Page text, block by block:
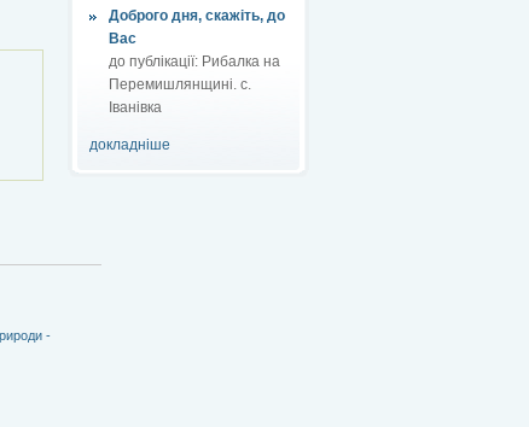
Доброго дня, скажіть, до
Вас
до публікації: Рибалка на
Перемишлянщині. с.
Іванівка
докладніше